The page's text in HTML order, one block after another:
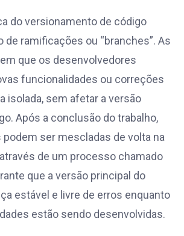
do versionamento de código
de ramificações ou “branches”. As
que os desenvolvedores
funcionalidades ou correções
isolada, sem afetar a versão
Após a conclusão do trabalho,
ser mescladas de volta na
de um processo chamado
que a versão principal do
estável e livre de erros enquanto
estão sendo desenvolvidas.